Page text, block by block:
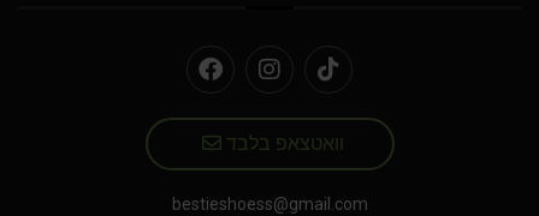
וואטצאפ בלבד
bestieshoess@gmail.com